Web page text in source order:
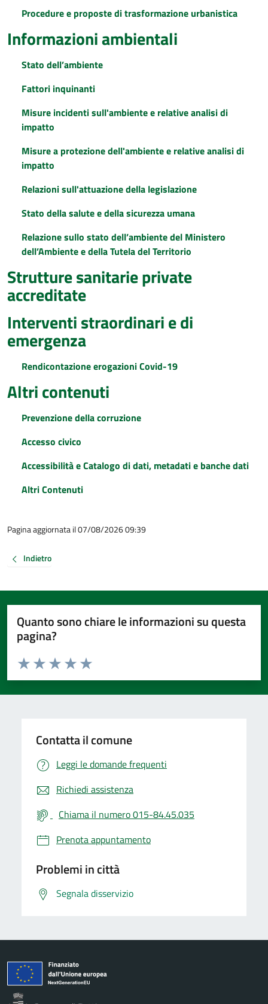
Procedure e proposte di trasformazione urbanistica
Informazioni ambientali
Stato dell’ambiente
Fattori inquinanti
Misure incidenti sull'ambiente e relative analisi di
impatto
Misure a protezione dell'ambiente e relative analisi di
impatto
Relazioni sull'attuazione della legislazione
Stato della salute e della sicurezza umana
Relazione sullo stato dell’ambiente del Ministero
dell’Ambiente e della Tutela del Territorio
Strutture sanitarie private
accreditate
Interventi straordinari e di
emergenza
Rendicontazione erogazioni Covid-19
Altri contenuti
Prevenzione della corruzione
Accesso civico
Accessibilità e Catalogo di dati, metadati e banche dati
Altri Contenuti
Pagina aggiornata il 07/08/2026 09:39
Indietro
Quanto sono chiare le informazioni su questa
pagina?
Valuta da 1 a 5 stelle la pagina
Valuta 5 stelle su 5
Valuta 4 stelle su 5
Valuta 3 stelle su 5
Valuta 2 stelle su 5
Valuta 1 stelle su 5
Contatta il comune
Leggi le domande frequenti
Richiedi assistenza
Chiama il numero 015-84.45.035
Prenota appuntamento
Problemi in città
Segnala disservizio